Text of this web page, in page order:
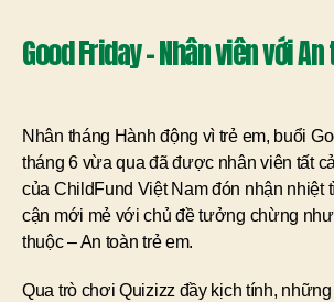
Good Friday - Nhân viên với
Nhân tháng Hành động vì trẻ em, buổi
tháng 6 vừa qua đã được nhân viên tất
của ChildFund Việt Nam đón nhận nhiệt
cận mới mẻ với chủ đề tưởng chừng
thuộc – An toàn trẻ em.
Qua trò chơi Quizizz đầy kịch tính,